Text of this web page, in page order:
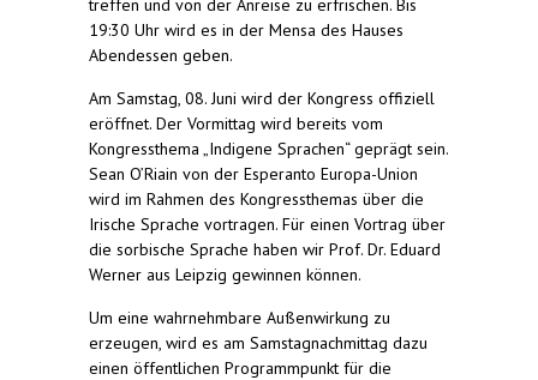
treffen und von der Anreise zu erfrischen. Bis
19:30 Uhr wird es in der Mensa des Hauses
Abendessen geben.
Am Samstag, 08. Juni wird der Kongress offiziell
eröffnet. Der Vormittag wird bereits vom
Kongressthema „Indigene Sprachen“ geprägt sein.
Sean O’Riain von der Esperanto Europa-Union
wird im Rahmen des Kongressthemas über die
Irische Sprache vortragen. Für einen Vortrag über
die sorbische Sprache haben wir Prof. Dr. Eduard
Werner aus Leipzig gewinnen können.
Um eine wahrnehmbare Außenwirkung zu
erzeugen, wird es am Samstagnachmittag dazu
einen öffentlichen Programmpunkt für die